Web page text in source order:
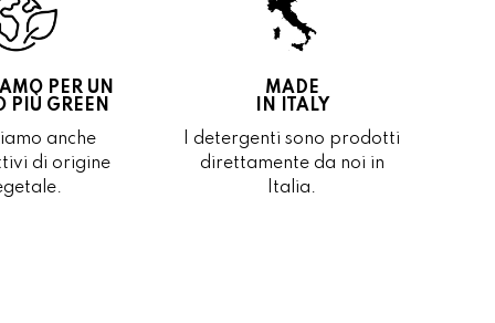
PER UN
PIÙ GREEN
anche
di origine
MADE
IN ITALY
I detergenti sono prodotti
direttamente da noi in
Italia.